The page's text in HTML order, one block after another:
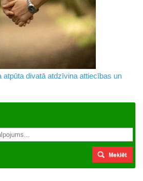
divatā atdzīvina attiecības un